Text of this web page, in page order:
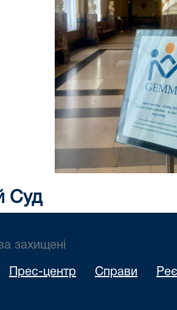
Суд
захищені
Прес-центр Справи